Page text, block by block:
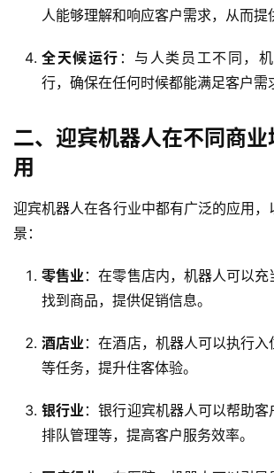
人能够理解和响应客户需求，从而提
全天候运行 ：与人类员工不同，
行，确保在任何时候都能满足客户需
二、迎宾机器人在不同商
用
迎宾机器人在各行业中都有广泛的应用，
景：
零售业：在零售店内，机器人可以
找到商品，提供促销信息。
酒店业：在酒店，机器人可以执行
等任务，提升住客体验。
银行业：银行迎宾机器人可以帮助客
排队管理等，提高客户服务效率。